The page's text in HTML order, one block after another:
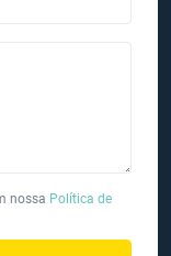
nossa Política de